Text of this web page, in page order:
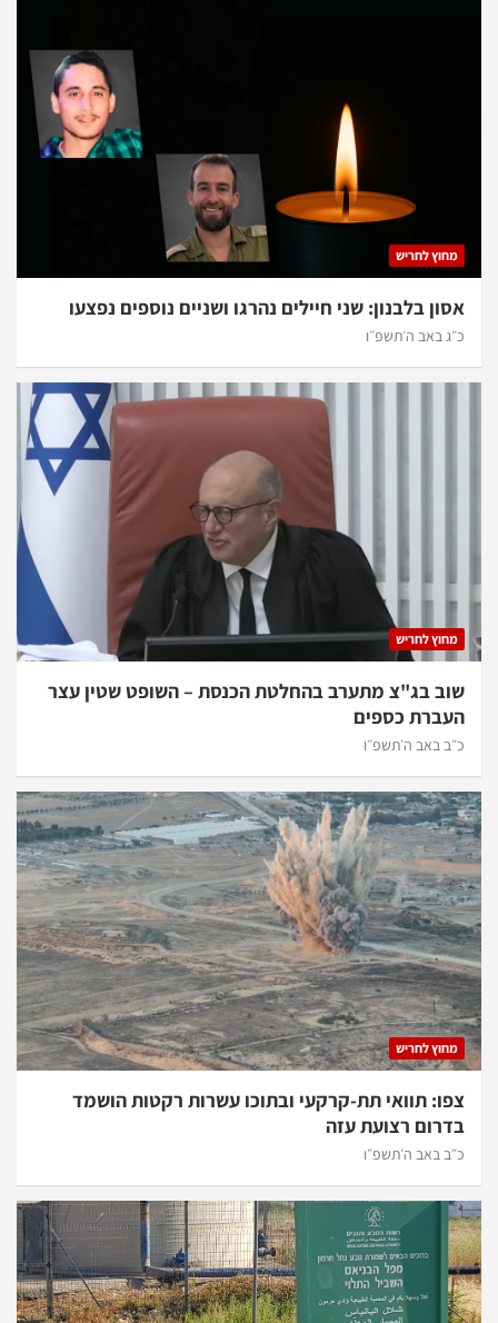
מחוץ לחריש
אסון בלבנון: שני חיילים נהרגו ושניים נוספים נפצעו
כ״ג באב ה׳תשפ״ו
מחוץ לחריש
שוב בג"צ מתערב בהחלטת הכנסת – השופט שטין עצר
העברת כספים
כ״ב באב ה׳תשפ״ו
מחוץ לחריש
צפו: תוואי תת-קרקעי ובתוכו עשרות רקטות הושמד
בדרום רצועת עזה
כ״ב באב ה׳תשפ״ו